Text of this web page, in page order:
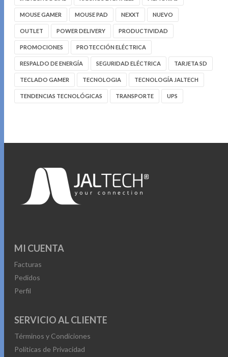
MOUSE GAMER MOUSE PAD NEXXT NUEVO
OUTLET POWER DELIVERY PRODUCTIVIDAD
PROMOCIONES PROTECCIÓN ELÉCTRICA
RESPALDO DE ENERGÍA SEGURIDAD ELÉCTRICA TARJETA SD
TECLADO GAMER TECNOLOGIA TECNOLOGÍA JALTECH
TENDENCIAS TECNOLÓGICAS TRANSPORTE UPS
MI CUENTA
Facturas
Pedidos
Perfil
SERVICIO AL CLIENTE
Términos y Condiciones
Políticas de Privacidad